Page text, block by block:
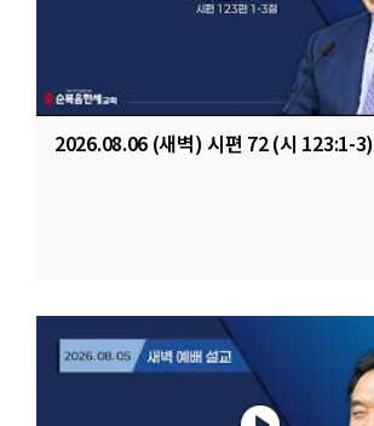
2026.08.06 (새벽) 시편 72 (시 123:1-3)